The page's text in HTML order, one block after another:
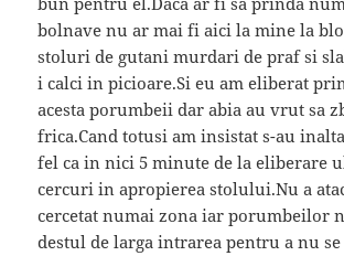
bolnave nu ar mai fi aici la mine la
stoluri de gutani murdari de praf si
i calci in picioare.Si eu am eliberat
acesta porumbeii dar abia au vrut sa
frica.Cand totusi am insistat s-au
fel ca in nici 5 minute de la eliberare
cercuri in apropierea stolului.Nu a
cercetat numai zona iar porumbeilor
destul de larga intrarea pentru a nu